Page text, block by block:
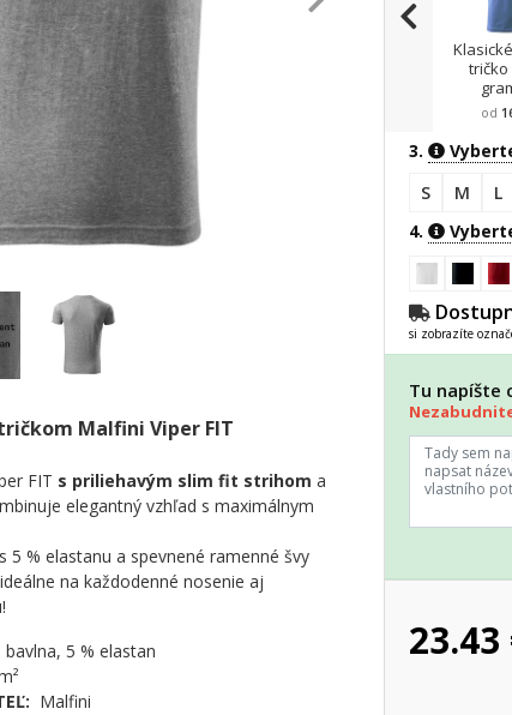
Malfini Viper FIT
FIT s priliehavým slim fit strihom a
elegantný vzhľad s maximálnym
5 % elastanu a spevnené ramenné švy
na každodenné nosenie aj
bavlna, 5 % elastan
Malfini
tričko
od
3.
S
M L
4.
si zobrazíte
Tu napíšte
23.43